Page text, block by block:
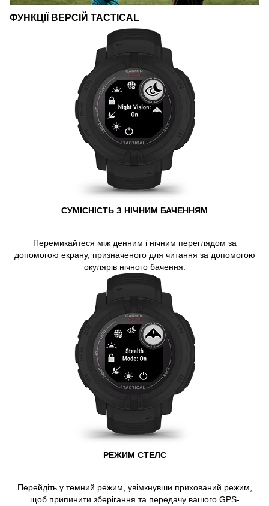
ФУНКЦІЇ ВЕРСІЙ TACTICAL
СУМІСНІСТЬ З НІЧНИМ БАЧЕННЯМ
Перемикайтеся між денним і нічним переглядом за
допомогою екрану, призначеного для читання за допомогою
окулярів нічного бачення.
РЕЖИМ СТЕЛС
Перейдіть у темний режим, увімкнувши прихований режим,
щоб припинити зберігання та передачу вашого GPS-